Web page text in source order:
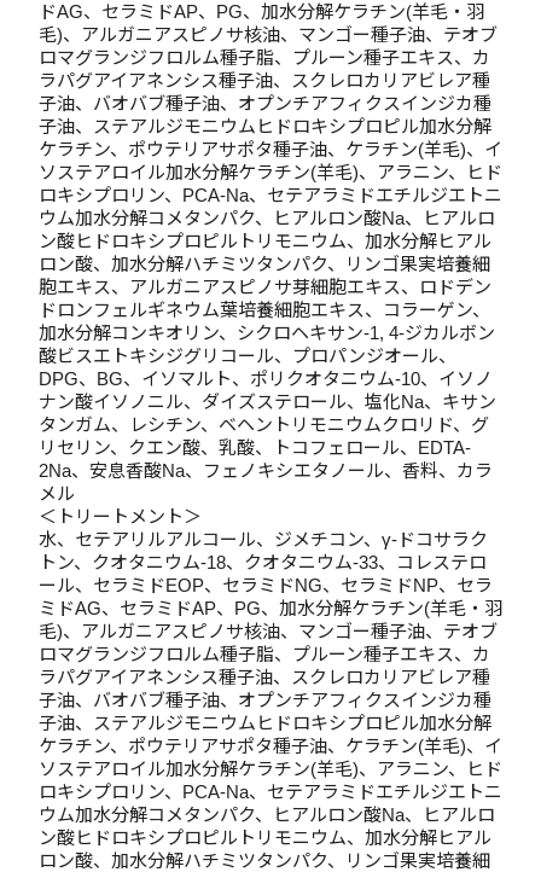
ドAG、セラミドAP、PG、加水分解ケラチン(羊毛・羽
毛)、アルガニアスピノサ核油、マンゴー種子油、テオブ
ロマグランジフロルム種子脂、プルーン種子エキス、カ
ラパグアイアネンシス種子油、スクレロカリアビレア種
子油、バオバブ種子油、オプンチアフィクスインジカ種
子油、ステアルジモニウムヒドロキシプロピル加水分解
ケラチン、ポウテリアサポタ種子油、ケラチン(羊毛)、イ
ソステアロイル加水分解ケラチン(羊毛)、アラニン、ヒド
ロキシプロリン、PCA-Na、セテアラミドエチルジエトニ
ウム加水分解コメタンパク、ヒアルロン酸Na、ヒアルロ
ン酸ヒドロキシプロピルトリモニウム、加水分解ヒアル
ロン酸、加水分解ハチミツタンパク、リンゴ果実培養細
胞エキス、アルガニアスピノサ芽細胞エキス、ロドデン
ドロンフェルギネウム葉培養細胞エキス、コラーゲン、
加水分解コンキオリン、シクロヘキサン-1, 4-ジカルボン
酸ビスエトキシジグリコール、プロパンジオール、
DPG、BG、イソマルト、ポリクオタニウム-10、イソノ
ナン酸イソノニル、ダイズステロール、塩化Na、キサン
タンガム、レシチン、ベヘントリモニウムクロリド、グ
リセリン、クエン酸、乳酸、トコフェロール、EDTA-
2Na、安息香酸Na、フェノキシエタノール、香料、カラ
メル
＜トリートメント＞
水、セテアリルアルコール、ジメチコン、γ-ドコサラク
トン、クオタニウム-18、クオタニウム-33、コレステロ
ール、セラミドEOP、セラミドNG、セラミドNP、セラ
ミドAG、セラミドAP、PG、加水分解ケラチン(羊毛・羽
毛)、アルガニアスピノサ核油、マンゴー種子油、テオブ
ロマグランジフロルム種子脂、プルーン種子エキス、カ
ラパグアイアネンシス種子油、スクレロカリアビレア種
子油、バオバブ種子油、オプンチアフィクスインジカ種
子油、ステアルジモニウムヒドロキシプロピル加水分解
ケラチン、ポウテリアサポタ種子油、ケラチン(羊毛)、イ
ソステアロイル加水分解ケラチン(羊毛)、アラニン、ヒド
ロキシプロリン、PCA-Na、セテアラミドエチルジエトニ
ウム加水分解コメタンパク、ヒアルロン酸Na、ヒアルロ
ン酸ヒドロキシプロピルトリモニウム、加水分解ヒアル
ロン酸、加水分解ハチミツタンパク、リンゴ果実培養細